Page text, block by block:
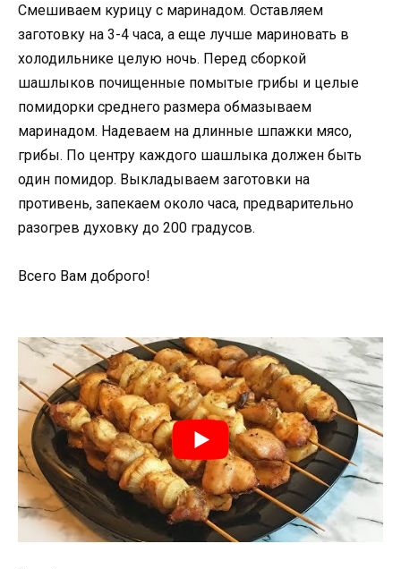
Смешиваем курицу с маринадом. Оставляем
заготовку на 3-4 часа, а еще лучше мариновать в
холодильнике целую ночь. Перед сборкой
шашлыков почищенные помытые грибы и целые
помидорки среднего размера обмазываем
маринадом. Надеваем на длинные шпажки мясо,
грибы. По центру каждого шашлыка должен быть
один помидор. Выкладываем заготовки на
противень, запекаем около часа, предварительно
разогрев духовку до 200 градусов.
Всего Вам доброго!